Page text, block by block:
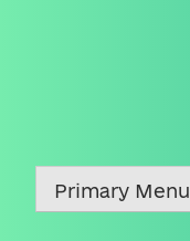
Primary Menu